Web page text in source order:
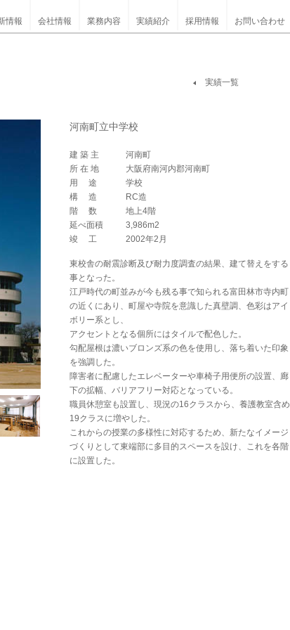
情報 会社情報 業務内容 実績紹介 採用情報 お問い合わせ
実績一覧
河南町立中学校
建 築 主
河南町
所 在 地
大阪府南河内郡河南町
用 途
学校
構 造
RC造
階 数
地上4階
延べ面積
3,986m2
竣 工
2002年2月
東校舎の耐震診断及び耐力度調査の結果、建て替えをする
事となった。
江戸時代の町並みが今も残る事で知られる富田林市寺内町
の近くにあり、町屋や寺院を意識した真壁調、色彩はアイ
ボリー系とし、
アクセントとなる個所にはタイルで配色した。
勾配屋根は濃いブロンズ系の色を使用し、落ち着いた印象
を強調した。
障害者に配慮したエレベーターや車椅子用便所の設置、廊
下の拡幅、バリアフリー対応となっている。
職員休憩室も設置し、現況の16クラスから、養護教室含め
19クラスに増やした。
これからの授業の多様性に対応するため、新たなイメージ
づくりとして東端部に多目的スペースを設け、これを各階
に設置した。